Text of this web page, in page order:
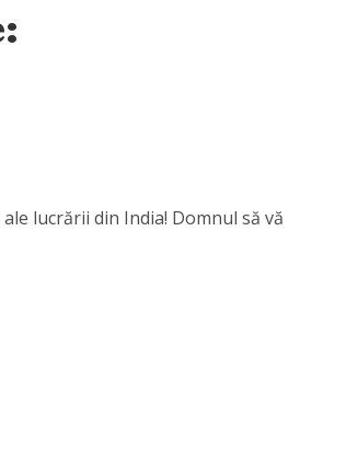
lucrării din India! Domnul să vă